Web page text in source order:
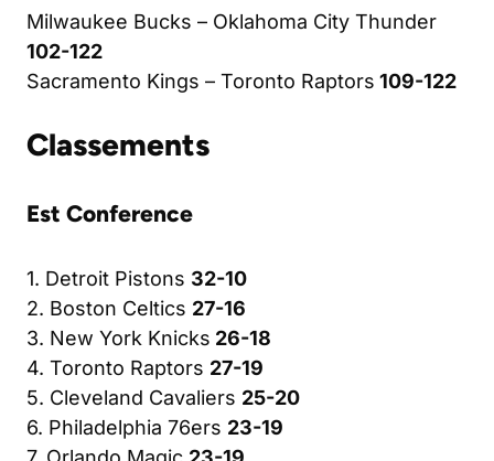
Milwaukee Bucks – Oklahoma City Thunder
102-122
Sacramento Kings – Toronto Raptors 109-122
Classements
Est Conference
1. Detroit Pistons 32-10
2. Boston Celtics 27-16
3. New York Knicks 26-18
4. Toronto Raptors 27-19
5. Cleveland Cavaliers 25-20
6. Philadelphia 76ers 23-19